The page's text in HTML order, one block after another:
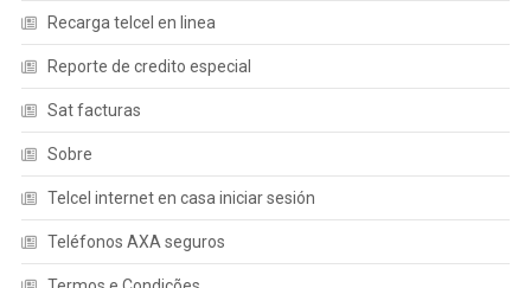
Recarga telcel en linea
Reporte de credito especial
Sat facturas
Sobre
Telcel internet en casa iniciar sesión
Teléfonos AXA seguros